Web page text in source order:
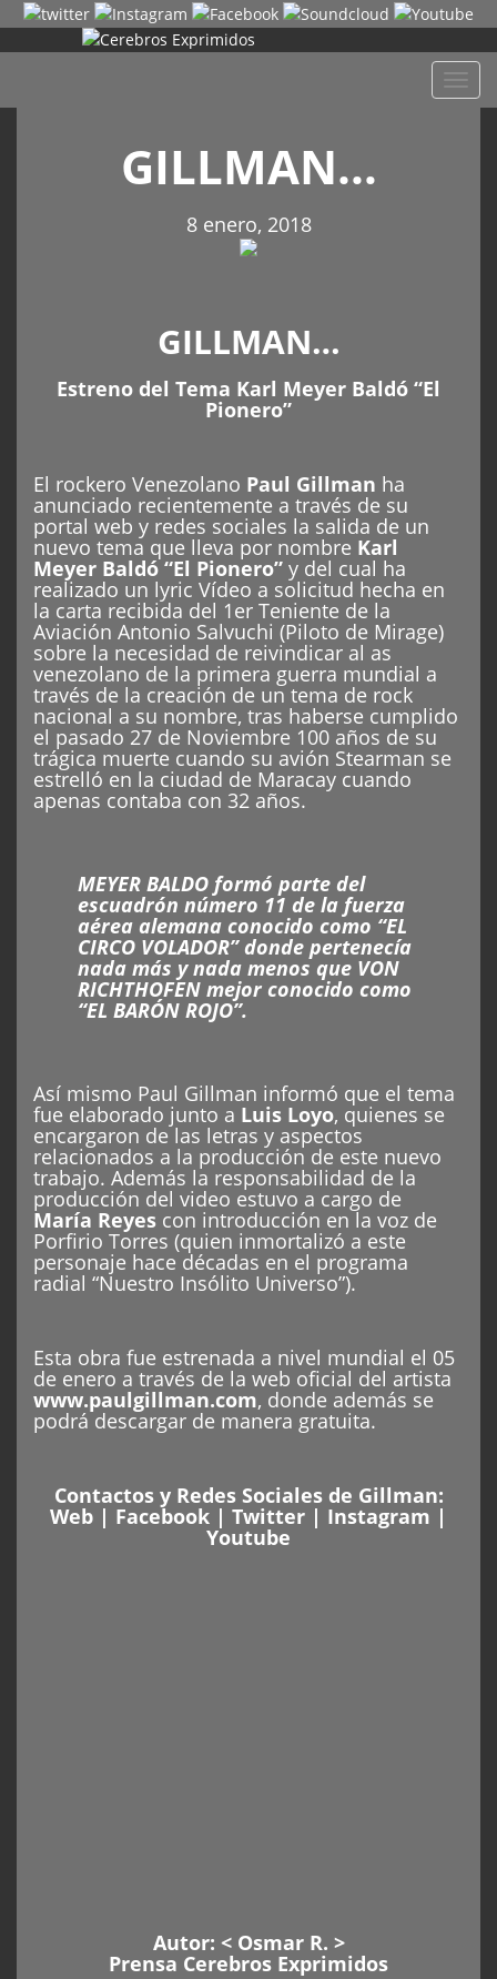
GILLMAN…
8 enero, 2018
GILLMAN…
Estreno del Tema Karl Meyer Baldó “El
Pionero”
El rockero Venezolano Paul Gillman ha
anunciado recientemente a través de su
portal web y redes sociales la salida de un
nuevo tema que lleva por nombre Karl
Meyer Baldó “El Pionero” y del cual ha
realizado un lyric Vídeo a solicitud hecha en
la carta recibida del 1er Teniente de la
Aviación Antonio Salvuchi (Piloto de Mirage)
sobre la necesidad de reivindicar al as
venezolano de la primera guerra mundial a
través de la creación de un tema de rock
nacional a su nombre, tras haberse cumplido
el pasado 27 de Noviembre 100 años de su
trágica muerte cuando su avión Stearman se
estrelló en la ciudad de Maracay cuando
apenas contaba con 32 años.
MEYER BALDO formó parte del
escuadrón número 11 de la fuerza
aérea alemana conocido como “EL
CIRCO VOLADOR” donde pertenecía
nada más y nada menos que VON
RICHTHOFEN mejor conocido como
“EL BARÓN ROJO”.
Así mismo Paul Gillman informó que el tema
fue elaborado junto a Luis Loyo, quienes se
encargaron de las letras y aspectos
relacionados a la producción de este nuevo
trabajo. Además la responsabilidad de la
producción del video estuvo a cargo de
María Reyes con introducción en la voz de
Porfirio Torres (quien inmortalizó a este
personaje hace décadas en el programa
radial “Nuestro Insólito Universo”).
Esta obra fue estrenada a nivel mundial el 05
de enero a través de la web oficial del artista
www.paulgillman.com, donde además se
podrá descargar de manera gratuita.
Contactos y Redes Sociales de Gillman:
Web | Facebook | Twitter | Instagram |
Youtube
Autor: < Osmar R. >
Prensa Cerebros Exprimidos